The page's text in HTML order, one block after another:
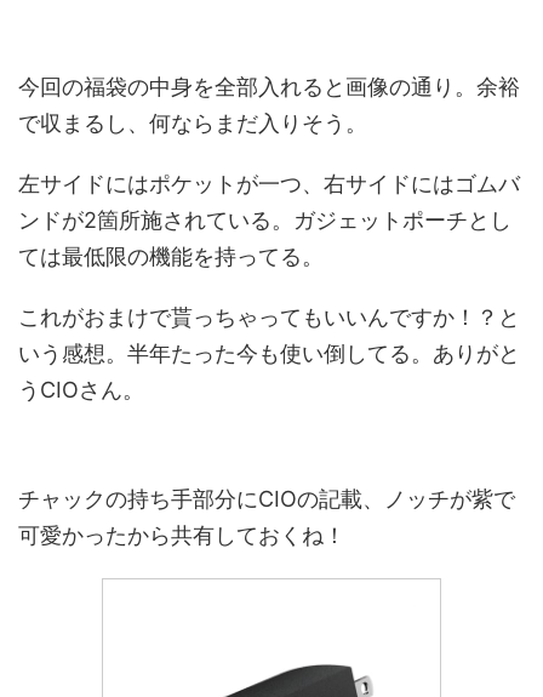
今回の福袋の中身を全部入れると画像の通り。余裕
で収まるし、何ならまだ入りそう。
左サイドにはポケットが一つ、右サイドにはゴムバ
ンドが2箇所施されている。ガジェットポーチとし
ては最低限の機能を持ってる。
これがおまけで貰っちゃってもいいんですか！？と
いう感想。半年たった今も使い倒してる。ありがと
うCIOさん。
チャックの持ち手部分にCIOの記載、ノッチが紫で
可愛かったから共有しておくね！